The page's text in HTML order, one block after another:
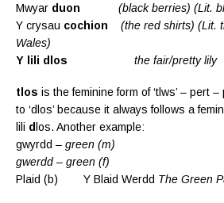
Mwyar duon (black berries) (Lit.
Y crysau cochion (the red shirts) (Lit.
Wales)
Y lili dlos the fair/pretty lily
tlos is the feminine form of ‘tlws’ – pert –
to ‘dlos’ because it always follows a
lili dlos. Another example:
gwyrdd – green (m)
gwerdd – green (f)
Plaid (b)
Y Blaid Werdd The Green